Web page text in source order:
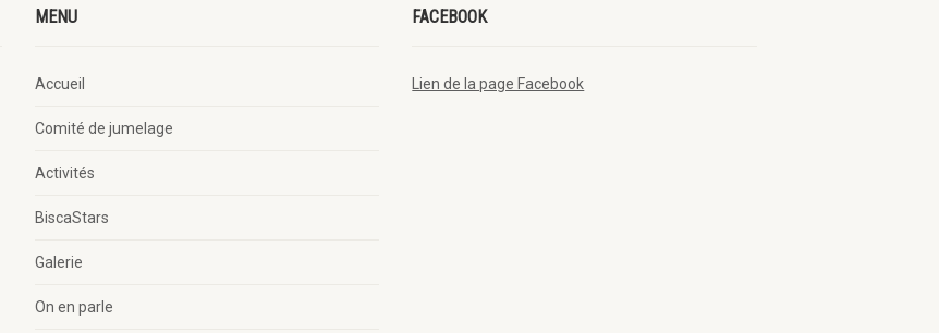
MENU
Accueil
Comité de jumelage
Activités
BiscaStars
Galerie
On en parle
FACEBOOK
Lien de la page Facebook